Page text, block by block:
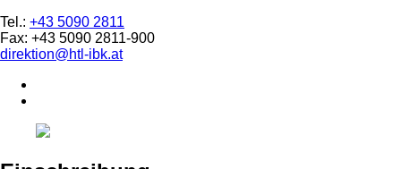
Tel.: +43 5090 2811
Fax: +43 5090 2811-900
direktion@htl-ibk.at